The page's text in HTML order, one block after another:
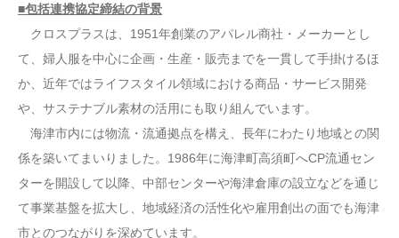
■包括連携協定締結の背景
クロスプラスは、1951年創業のアパレル商社・メーカーとし
て、婦人服を中心に企画・生産・販売までを一貫して手掛けるほ
か、近年ではライフスタイル領域における商品・サービス開発
や、サステナブル素材の活用にも取り組んでいます。
海津市内には物流・流通拠点を構え、長年にわたり地域との関
係を築いてまいりました。1986年に海津町高須町へCP流通セン
ターを開設して以降、中部センターや海津倉庫の設立などを通じ
て事業基盤を拡大し、地域経済の活性化や雇用創出の面でも海津
市とのつながりを深めています。